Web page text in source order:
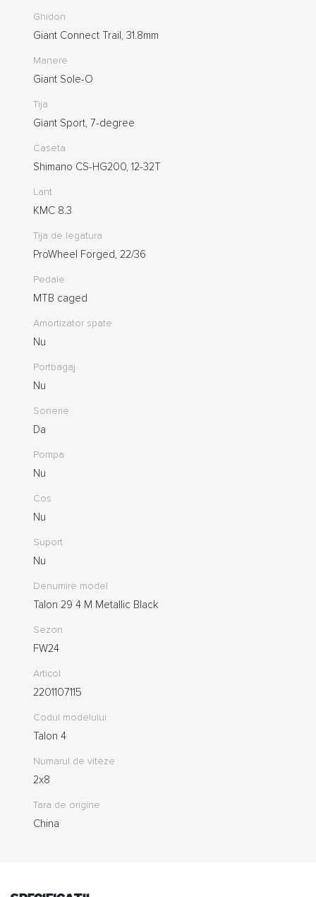
Ghidon
Giant Connect Trail, 31.8mm
Manere
Giant Sole-O
Tija
Giant Sport, 7-degree
Caseta
Shimano CS-HG200, 12-32T
Lant
KMC 8.3
Tija de legatura
ProWheel Forged, 22/36
Pedale
MTB caged
Amortizator spate
Nu
Portbagaj
Nu
Sonerie
Da
Pompa
Nu
Cos
Nu
Suport
Nu
Denumire model
Talon 29 4 M Metallic Black
Sezon
FW24
Articol
2201107115
Codul modelului
Talon 4
Numarul de viteze
2x8
Tara de origine
China